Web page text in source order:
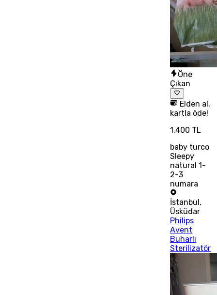
Öne
Çıkan
Elden al,
kartla öde!
1.400 TL
baby turco
Sleepy
natural 1-
2-3
numara
İstanbul,
Üsküdar
Philips
Avent
Buharlı
Sterilizatör